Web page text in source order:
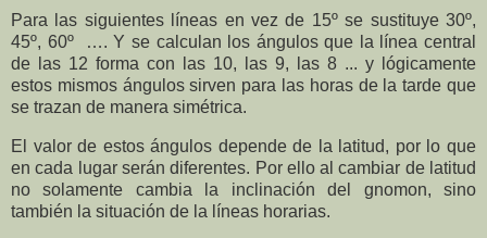
Para las siguientes líneas en vez de 15º se sustituye 30º,
45º, 60º …. Y se calculan los ángulos que la línea central
de las 12 forma con las 10, las 9, las 8 ... y lógicamente
estos mismos ángulos sirven para las horas de la tarde que
se trazan de manera simétrica.
El valor de estos ángulos depende de la latitud, por lo que
en cada lugar serán diferentes. Por ello al cambiar de latitud
no solamente cambia la inclinación del gnomon, sino
también la situación de la líneas horarias.